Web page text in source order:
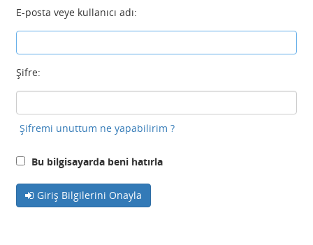
E-posta veye kullanıcı adı:
Şifre:
Şifremi unuttum ne yapabilirim ?
Bu bilgisayarda beni hatırla
Giriş Bilgilerini Onayla